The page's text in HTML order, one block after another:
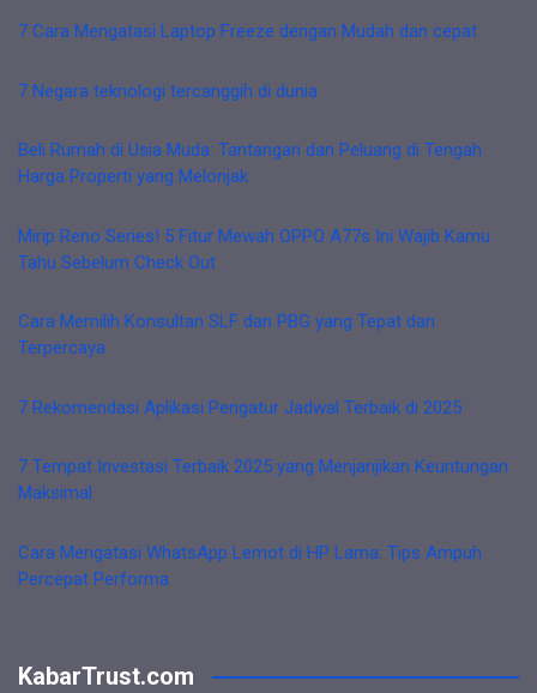
7 Cara Mengatasi Laptop Freeze dengan Mudah dan cepat
7 Negara teknologi tercanggih di dunia
Beli Rumah di Usia Muda: Tantangan dan Peluang di Tengah
Harga Properti yang Melonjak
Mirip Reno Series! 5 Fitur Mewah OPPO A77s Ini Wajib Kamu
Tahu Sebelum Check Out
Cara Memilih Konsultan SLF dan PBG yang Tepat dan
Terpercaya
7 Rekomendasi Aplikasi Pengatur Jadwal Terbaik di 2025
7 Tempat Investasi Terbaik 2025 yang Menjanjikan Keuntungan
Maksimal
Cara Mengatasi WhatsApp Lemot di HP Lama: Tips Ampuh
Percepat Performa
KabarTrust.com